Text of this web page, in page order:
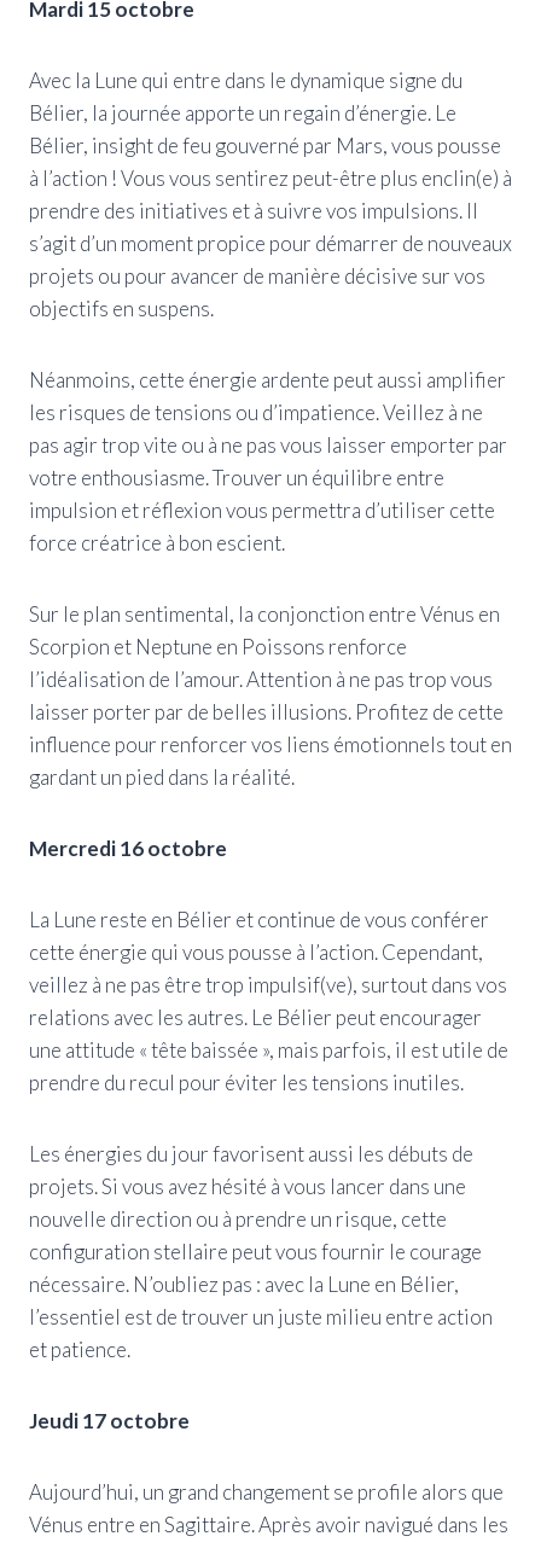
Mardi 15 octobre
Avec la Lune qui entre dans le dynamique signe du
Bélier, la journée apporte un regain d’énergie. Le
Bélier, insight de feu gouverné par Mars, vous pousse
à l’action ! Vous vous sentirez peut-être plus enclin(e) à
prendre des initiatives et à suivre vos impulsions. Il
s’agit d’un moment propice pour démarrer de nouveaux
projets ou pour avancer de manière décisive sur vos
objectifs en suspens.
Néanmoins, cette énergie ardente peut aussi amplifier
les risques de tensions ou d’impatience. Veillez à ne
pas agir trop vite ou à ne pas vous laisser emporter par
votre enthousiasme. Trouver un équilibre entre
impulsion et réflexion vous permettra d’utiliser cette
force créatrice à bon escient.
Sur le plan sentimental, la conjonction entre Vénus en
Scorpion et Neptune en Poissons renforce
l’idéalisation de l’amour. Attention à ne pas trop vous
laisser porter par de belles illusions. Profitez de cette
influence pour renforcer vos liens émotionnels tout en
gardant un pied dans la réalité.
Mercredi 16 octobre
La Lune reste en Bélier et continue de vous conférer
cette énergie qui vous pousse à l’action. Cependant,
veillez à ne pas être trop impulsif(ve), surtout dans vos
relations avec les autres. Le Bélier peut encourager
une attitude « tête baissée », mais parfois, il est utile de
prendre du recul pour éviter les tensions inutiles.
Les énergies du jour favorisent aussi les débuts de
projets. Si vous avez hésité à vous lancer dans une
nouvelle direction ou à prendre un risque, cette
configuration stellaire peut vous fournir le courage
nécessaire. N’oubliez pas : avec la Lune en Bélier,
l’essentiel est de trouver un juste milieu entre action
et patience.
Jeudi 17 octobre
Aujourd’hui, un grand changement se profile alors que
Vénus entre en Sagittaire. Après avoir navigué dans les